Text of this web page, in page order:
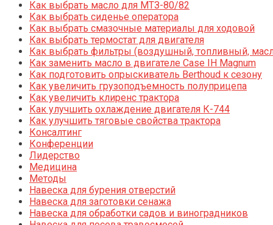
Как выбрать масло для МТЗ-80/82
Как выбрать сиденье оператора
Как выбрать смазочные материалы для ходовой
Как выбрать термостат для двигателя
Как выбрать фильтры (воздушный, топливный,
Как заменить масло в двигателе Case IH Magnum
Как подготовить опрыскиватель Berthoud к сезону
Как увеличить грузоподъемность полуприцепа
Как увеличить клиренс трактора
Как улучшить охлаждение двигателя К-744
Как улучшить тяговые свойства трактора
Консалтинг
Конференции
Лидерство
Медицина
Методы
Навеска для бурения отверстий
Навеска для заготовки сенажа
Навеска для обработки садов и виноградников